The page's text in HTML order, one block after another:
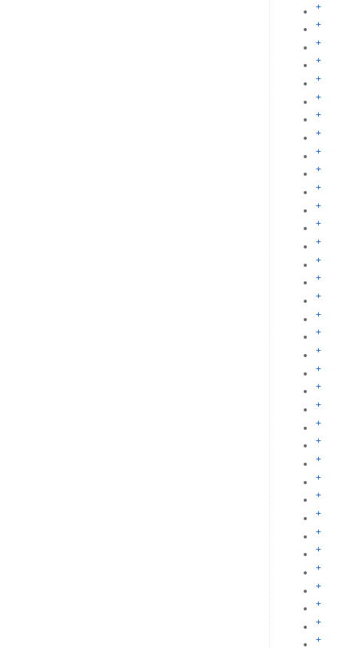
+
+
+
+
+
+
+
+
+
+
+
+
+
+
+
+
+
+
+
+
+
+
+
+
+
+
+
+
+
+
+
+
+
+
+
+